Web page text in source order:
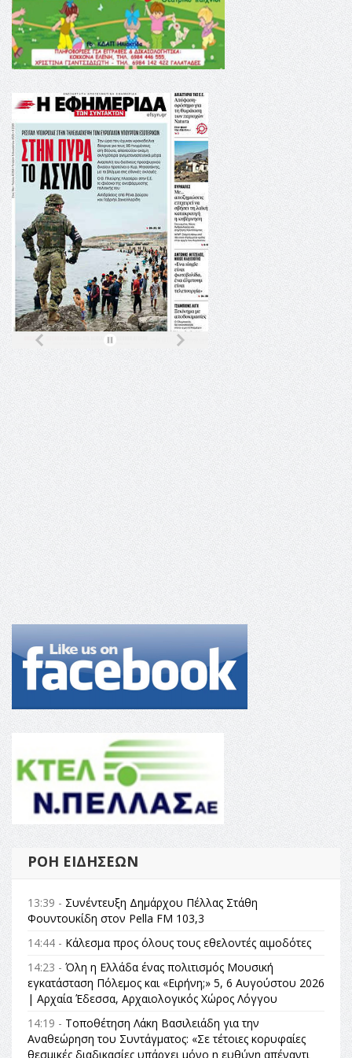
ΡΟΉ ΕΙΔΉΣΕΩΝ
13:39 - Συνέντευξη Δημάρχου Πέλλας Στάθη
Φουντουκίδη στον Pella FM 103,3
14:44 - Κάλεσμα προς όλους τους εθελοντές αιμοδότες
14:23 - Όλη η Ελλάδα ένας πολιτισμός Μουσική
εγκατάσταση Πόλεμος και «Ειρήνη;» 5, 6 Αυγούστου 2026
| Αρχαία Έδεσσα, Αρχαιολογικός Χώρος Λόγγου
14:19 - Τοποθέτηση Λάκη Βασιλειάδη για την
Αναθεώρηση του Συντάγματος: «Σε τέτοιες κορυφαίες
θεσμικές διαδικασίες υπάρχει μόνο η ευθύνη απέναντι